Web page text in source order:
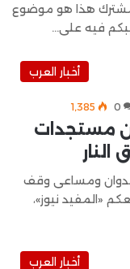
هذا هو موضوع
فيه على…
أخبار العرب
0 1٬385
مستجدات
ومساعى وقف
«المفيد نيوز»،
أخبار العرب